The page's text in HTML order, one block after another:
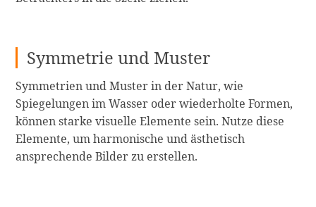
Symmetrie und Muster
Symmetrien und Muster in der Natur, wie
Spiegelungen im Wasser oder wiederholte Formen,
können starke visuelle Elemente sein. Nutze diese
Elemente, um harmonische und ästhetisch
ansprechende Bilder zu erstellen.